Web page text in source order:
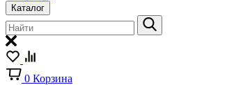
Каталог
0 Корзина